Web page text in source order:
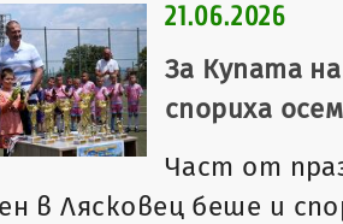
21.06.2026
За Купата
спориха
Част от
в Лясковец беше и